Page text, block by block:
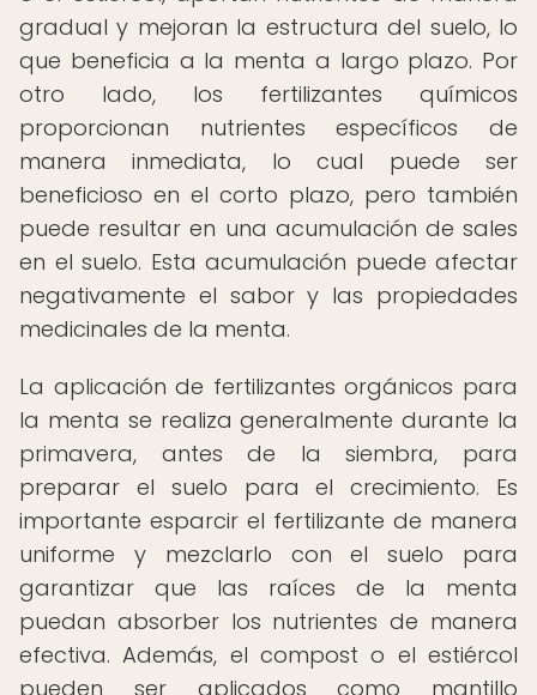
gradual y mejoran la estructura del suelo, lo
que beneficia a la menta a largo plazo. Por
otro lado, los fertilizantes químicos
proporcionan nutrientes específicos de
manera inmediata, lo cual puede ser
beneficioso en el corto plazo, pero también
puede resultar en una acumulación de sales
en el suelo. Esta acumulación puede afectar
negativamente el sabor y las propiedades
medicinales de la menta.
La aplicación de fertilizantes orgánicos para
la menta se realiza generalmente durante la
primavera, antes de la siembra, para
preparar el suelo para el crecimiento. Es
importante esparcir el fertilizante de manera
uniforme y mezclarlo con el suelo para
garantizar que las raíces de la menta
puedan absorber los nutrientes de manera
efectiva. Además, el compost o el estiércol
pueden ser aplicados como mantillo